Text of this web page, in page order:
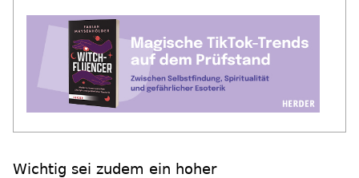
Wichtig sei zudem ein hoher